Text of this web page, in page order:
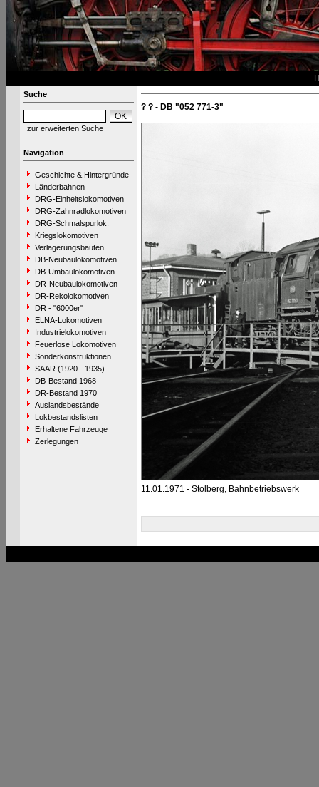
Suche
zur erweiterten Suche
Navigation
Geschichte & Hintergründe
Länderbahnen
DRG-Einheitslokomotiven
DRG-Zahnradlokomotiven
DRG-Schmalspurlok.
Kriegslokomotiven
Verlagerungsbauten
DB-Neubaulokomotiven
DB-Umbaulokomotiven
DR-Neubaulokomotiven
DR-Rekolokomotiven
DR - "6000er"
ELNA-Lokomotiven
Industrielokomotiven
Feuerlose Lokomotiven
Sonderkonstruktionen
SAAR (1920 - 1935)
DB-Bestand 1968
DR-Bestand 1970
Auslandsbestände
Lokbestandslisten
Erhaltene Fahrzeuge
Zerlegungen
? ? - DB "052 771-3"
11.01.1971 - Stolberg, Bahnbetriebswerk